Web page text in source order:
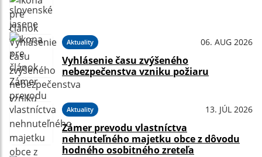
Aktuality 06. AUG 2026
Vyhlásenie času zvýšeného
nebezpečenstva vzniku požiaru
Aktuality 13. JÚL 2026
Zámer prevodu vlastníctva
nehnuteľného majetku obce z dôvodu
hodného osobitného zreteľa